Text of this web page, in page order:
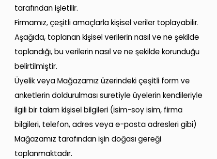
tarafından işletilir.
Firmamız, çeşitli amaçlarla kişisel veriler toplayabilir.
Aşağıda, toplanan kişisel verilerin nasıl ve ne şekilde
toplandığı, bu verilerin nasıl ve ne şekilde korunduğu
belirtilmiştir.
Üyelik veya Mağazamız üzerindeki çeşitli form ve
anketlerin doldurulması suretiyle üyelerin kendileriyle
ilgili bir takım kişisel bilgileri (isim-soy isim, firma
bilgileri, telefon, adres veya e-posta adresleri gibi)
Mağazamız tarafından işin doğası gereği
toplanmaktadır.